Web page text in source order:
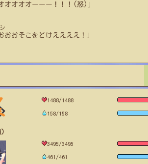
オオオオーーー！！！(怒)」
おおそこをどけええええ！」
1488/1488
158/158
3495/3495
461/461